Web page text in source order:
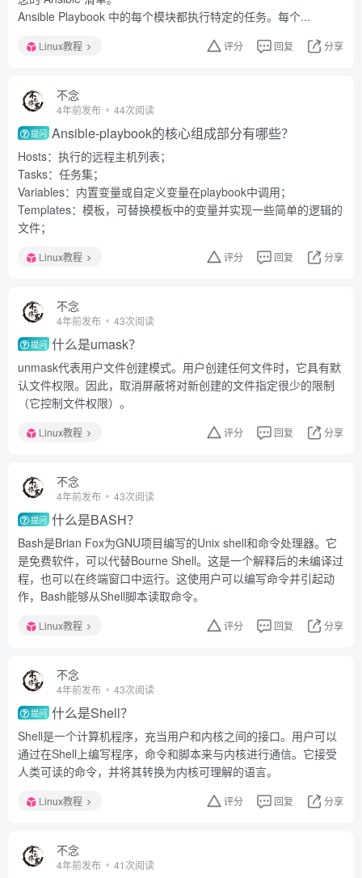
Ansible Playbook 中的每个模块都执行特定的任务。每个...
Linux教程 评分 回复 分享
不念
4年前发布 44次阅读
提问 Ansible-playbook的核心组成部分有哪些？
Hosts：执行的远程主机列表；
Tasks：任务集；
Variables：内置变量或自定义变量在playbook中调用；
Templates：模板，可替换模板中的变量并实现一些简单的逻辑的
文件；
Linux教程 评分 回复 分享
不念
4年前发布 43次阅读
提问 什么是umask？
unmask代表用户文件创建模式。用户创建任何文件时，它具有默
认文件权限。因此，取消屏蔽将对新创建的文件指定很少的限制
（它控制文件权限）。
Linux教程 评分 回复 分享
不念
4年前发布 43次阅读
提问 什么是BASH？
Bash是Brian Fox为GNU项目编写的Unix shell和命令处理器。它
是免费软件，可以代替Bourne Shell。这是一个解释后的未编译过
程，也可以在终端窗口中运行。这使用户可以编写命令并引起动
作，Bash能够从Shell脚本读取命令。
Linux教程 评分 回复 分享
不念
4年前发布 43次阅读
提问 什么是Shell？
Shell是一个计算机程序，充当用户和内核之间的接口。用户可以
通过在Shell上编写程序，命令和脚本来与内核进行通信。它接受
人类可读的命令，并将其转换为内核可理解的语言。
Linux教程 评分 回复 分享
不念
4年前发布 41次阅读